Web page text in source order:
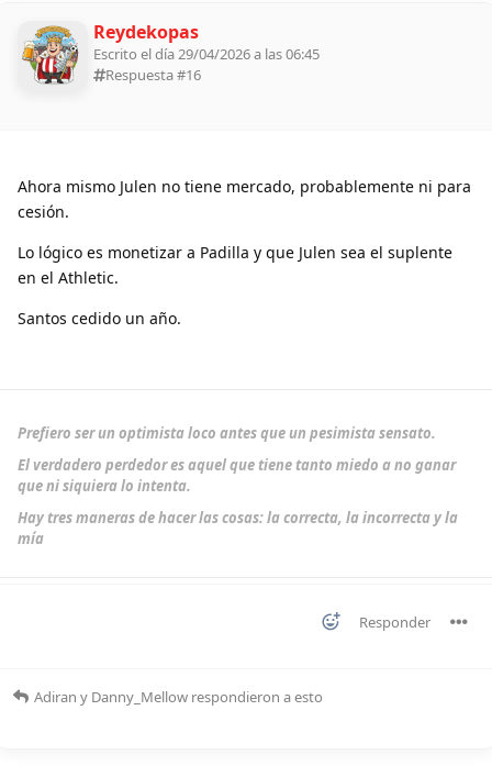
Reydekopas
Escrito el día 29/04/2026 a las 06:45
Respuesta #16
Ahora mismo Julen no tiene mercado, probablemente ni para
cesión.
Lo lógico es monetizar a Padilla y que Julen sea el suplente
en el Athletic.
Santos cedido un año.
Prefiero ser un optimista loco antes que un pesimista sensato.
El verdadero perdedor es aquel que tiene tanto miedo a no ganar
que ni siquiera lo intenta.
Hay tres maneras de hacer las cosas: la correcta, la incorrecta y la
mía
Responder
Adiran y Danny_Mellow respondieron a esto